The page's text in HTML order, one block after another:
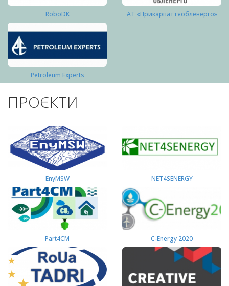
RoboDK АТ «Прикарпаттяобленерго»
Petroleum Experts
ПРОЄКТИ
EnyMSW NET4SENERGY
Part4СМ C-Energy 2020